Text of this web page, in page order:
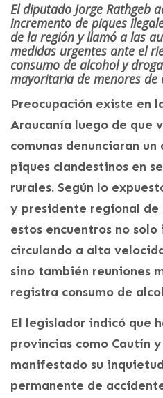
El diputado Jorge Rathgeb
incremento de piques
de la región y llamó a las
medidas urgentes ante el
consumo de alcohol y
mayoritaria de menores de
Preocupación existe en
Araucanía luego de que
comunas denunciaran
piques clandestinos en
rurales. Según lo
y presidente regional de
estos encuentros no
circulando a alta
sino también reuniones
registra consumo de
El legislador indicó que
provincias como Cautín
manifestado su
permanente de